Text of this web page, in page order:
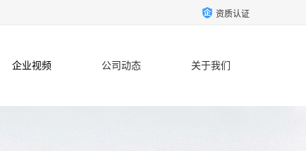
资质认证
企业视频 公司动态 关于我们